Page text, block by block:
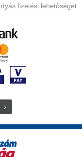
fizetési lehetőséget